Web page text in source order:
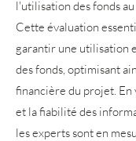
l'utilisation des fonds
Cette évaluation
garantir une utilisation
des fonds, optimisant
financière du projet.
et la fiabilité des
les experts sont en